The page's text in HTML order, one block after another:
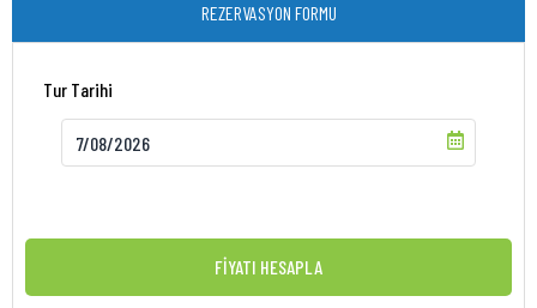
REZERVASYON FORMU
Tur Tarihi
FİYATI HESAPLA